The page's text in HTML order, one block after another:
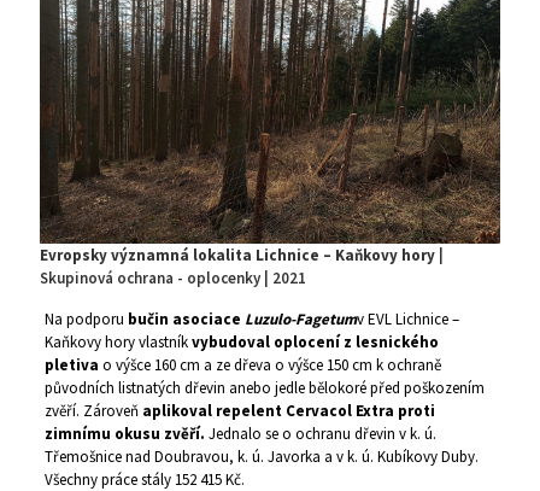
Evropsky významná lokalita Lichnice – Kaňkovy hory
Skupinová ochrana - oplocenky | 2021
Na podporu bučin asociace Luzulo-Fagetumv EVL Lichnice –
Kaňkovy hory vlastníkvybudoval oplocení z lesnického
pletiva o výšce 160 cm a ze dřeva o výšce 150 cm k ochraně
původních listnatých dřevin anebo jedle bělokoré před poškozením
zvěří. Zároveň aplikoval repelent Cervacol Extra proti
zimnímu okusu zvěří. Jednalo se o ochranu dřevin v k. ú.
Třemošnice nad Doubravou, k. ú. Javorka a v k. ú. Kubíkovy Duby.
Všechny práce stály 152 415 Kč.